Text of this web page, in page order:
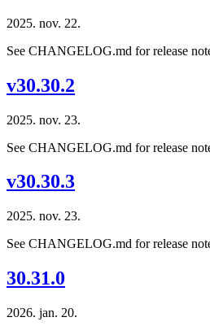
2025. nov. 22.
See CHANGELOG.md for release
v30.30.2
2025. nov. 23.
See CHANGELOG.md for release
v30.30.3
2025. nov. 23.
See CHANGELOG.md for release
30.31.0
2026. jan. 20.